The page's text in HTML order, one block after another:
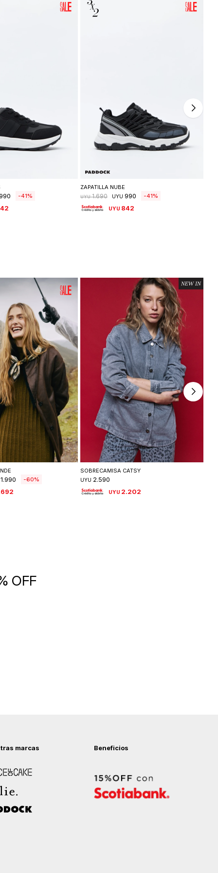
41
ZAPATILLA NUBE
UYU 1.690 UYU 990 41
UYU 842
talle
1.990 60
Seleccionar talle
SOBRECAMISA CATSY
UYU 2.590
UYU 2.202
marcas
of Cake
Beneficios
OFF